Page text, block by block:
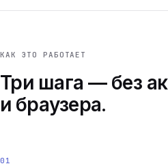
КАК ЭТО РАБОТАЕТ
Три шага — без
и браузера.
01